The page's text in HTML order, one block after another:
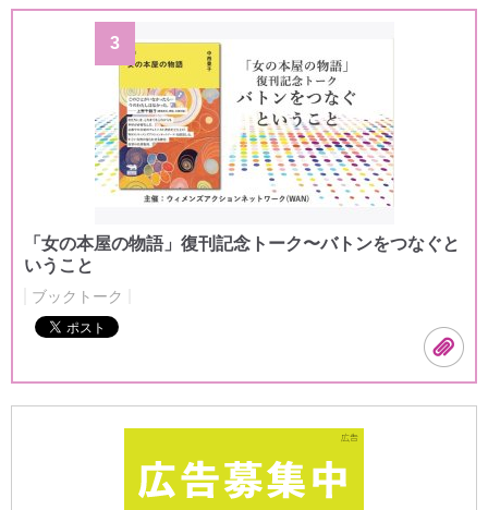
3
「女の本屋の物語」復刊記念トーク〜バトンをつなぐと
いうこと
ブックトーク